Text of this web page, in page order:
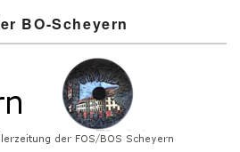
BO-Scheyern